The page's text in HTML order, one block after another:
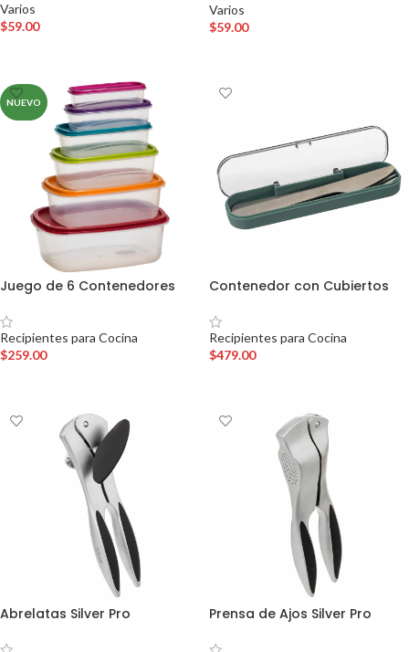
Varios
$59.00
Varios
$59.00
NUEVO
Juego de 6 Contenedores
Recipientes para Cocina
$259.00
Contenedor con Cubiertos
Recipientes para Cocina
$479.00
Abrelatas Silver Pro Prensa de Ajos Silver Pro